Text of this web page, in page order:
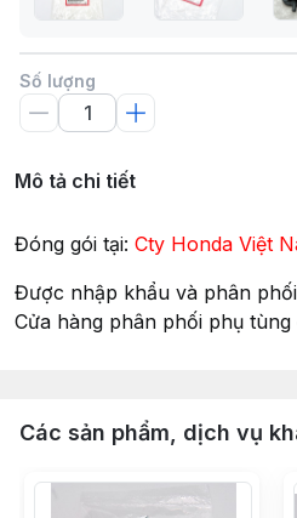
Số lượng
Mô tả chi tiết
Đóng gói tại: Cty Honda Việt
Được nhập khẩu và phân
Cửa hàng phân phối phụ
Các sản phẩm, dịch vụ